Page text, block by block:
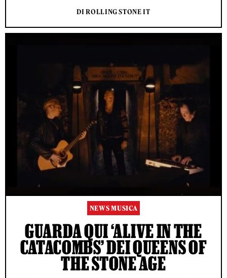
DI ROLLING STONE IT
NEWS MUSICA
GUARDA QUI ‘ALIVE IN THE
CATACOMBS’ DEI QUEENS OF
THE STONE AGE